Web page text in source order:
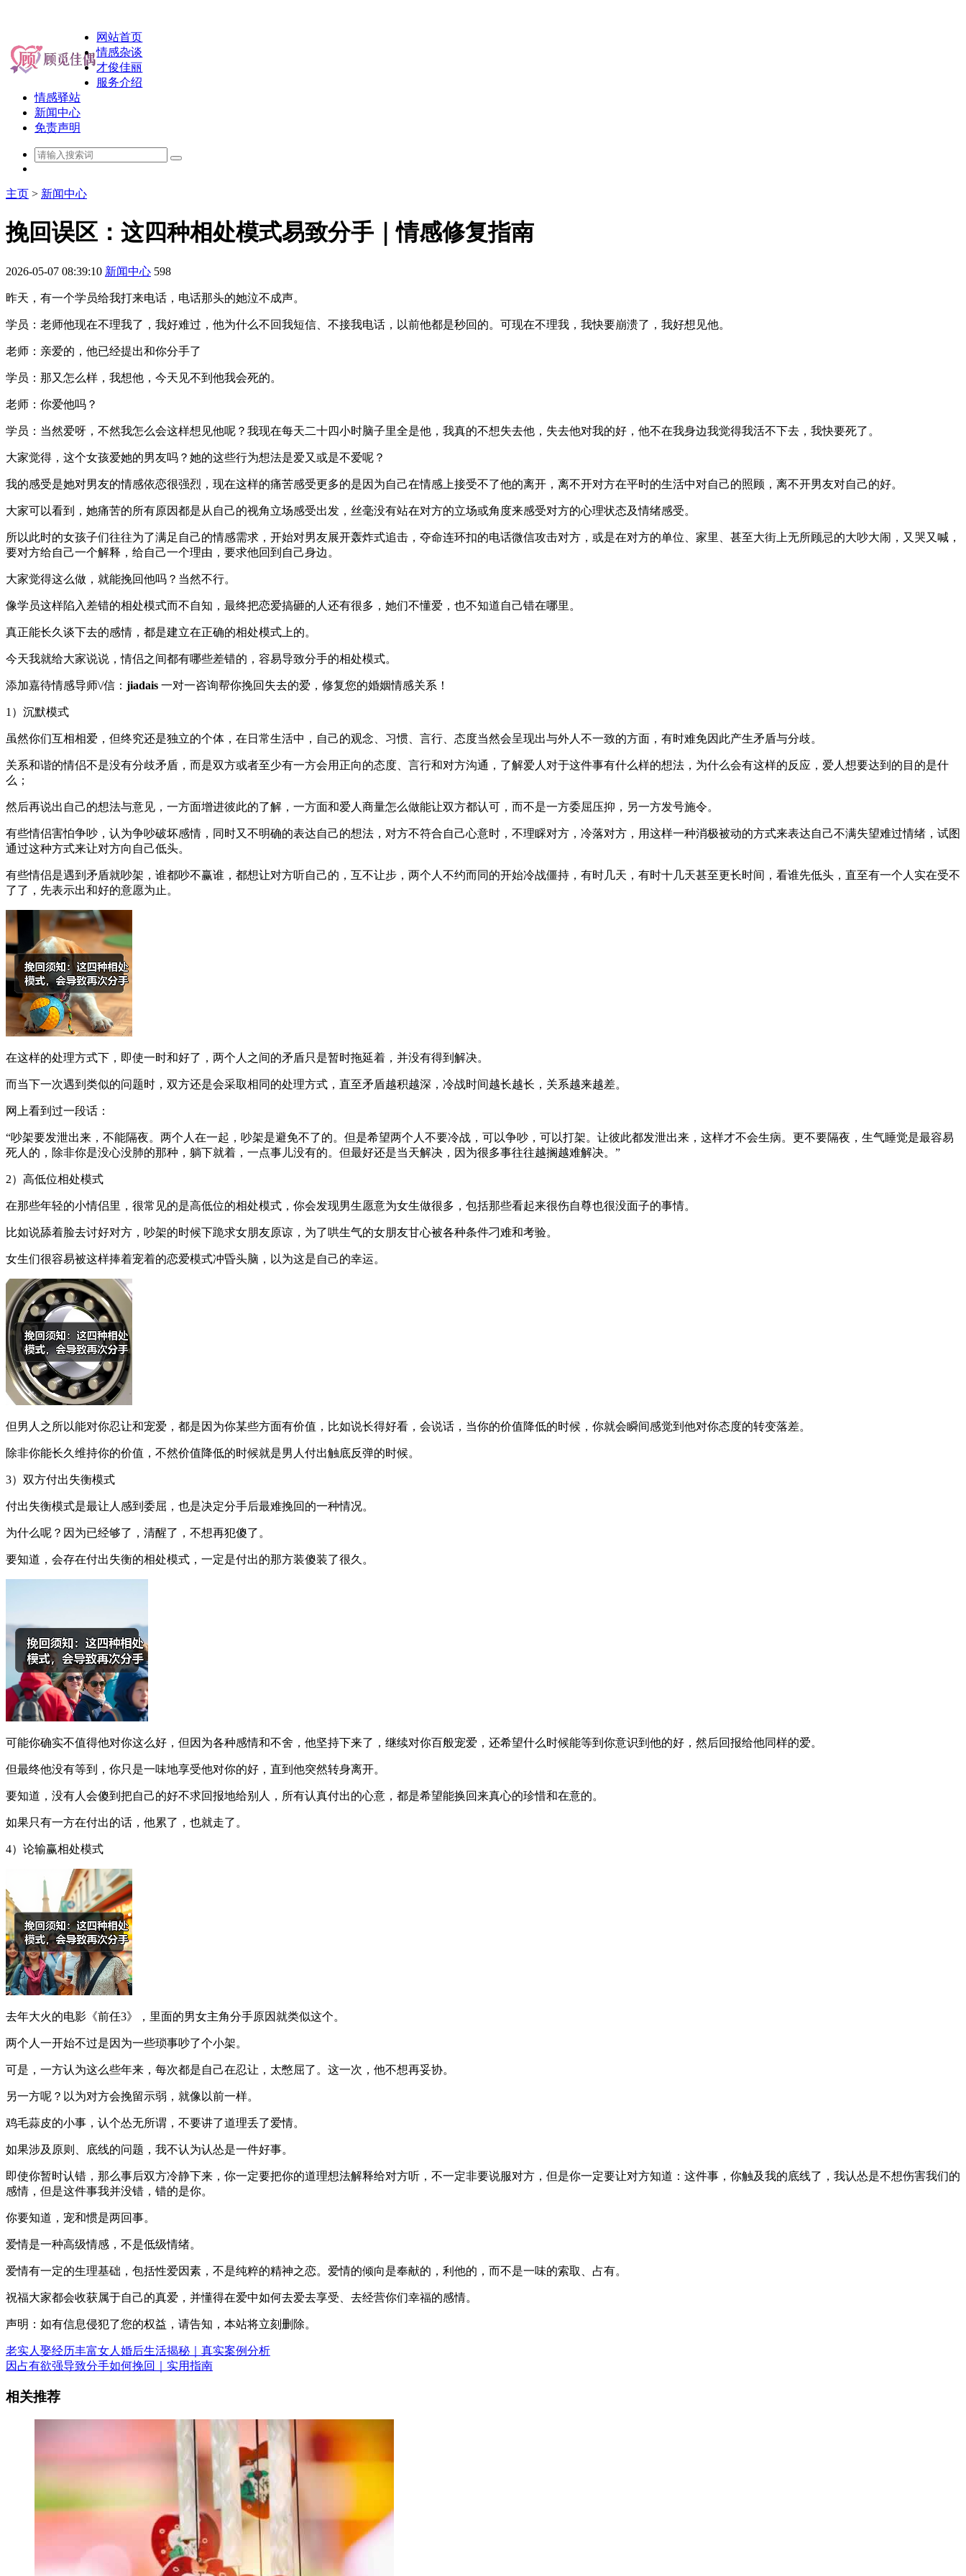
网站首页
情感杂谈
才俊佳丽
服务介绍
情感驿站
新闻中心
免责声明
主页 > 新闻中心
挽回误区：这四种相处模式易致分手｜情感修复指南
2026-05-07 08:39:10 新闻中心 598
昨天，有一个学员给我打来电话，电话那头的她泣不成声。
学员：老师他现在不理我了，我好难过，他为什么不回我短信、不接我电话，以前他都是秒回的。可现在不理我，我快要崩溃了，我好想见他。
老师：亲爱的，他已经提出和你分手了
学员：那又怎么样，我想他，今天见不到他我会死的。
老师：你爱他吗？
学员：当然爱呀，不然我怎么会这样想见他呢？我现在每天二十四小时脑子里全是他，我真的不想失去他，失去他对我的好，他不在我身边我觉得我活不下去，我快要死了。
大家觉得，这个女孩爱她的男友吗？她的这些行为想法是爱又或是不爱呢？
我的感受是她对男友的情感依恋很强烈，现在这样的痛苦感受更多的是因为自己在情感上接受不了他的离开，离不开对方在平时的生活中对自己的照顾，离不开男友对自己的好。
大家可以看到，她痛苦的所有原因都是从自己的视角立场感受出发，丝毫没有站在对方的立场或角度来感受对方的心理状态及情绪感受。
所以此时的女孩子们往往为了满足自己的情感需求，开始对男友展开轰炸式追击，夺命连环扣的电话微信攻击对方，或是在对方的单位、家里、甚至大街上无所顾忌的大吵大闹，又哭又喊，
要对方给自己一个解释，给自己一个理由，要求他回到自己身边。
大家觉得这么做，就能挽回他吗？当然不行。
像学员这样陷入差错的相处模式而不自知，最终把恋爱搞砸的人还有很多，她们不懂爱，也不知道自己错在哪里。
真正能长久谈下去的感情，都是建立在正确的相处模式上的。
今天我就给大家说说，情侣之间都有哪些差错的，容易导致分手的相处模式。
添加嘉待情感导师\/信： jiadais 一对一咨询帮你挽回失去的爱，修复您的婚姻情感关系！
1）沉默模式
虽然你们互相相爱，但终究还是独立的个体，在日常生活中，自己的观念、习惯、言行、态度当然会呈现出与外人不一致的方面，有时难免因此产生矛盾与分歧。
关系和谐的情侣不是没有分歧矛盾，而是双方或者至少有一方会用正向的态度、言行和对方沟通，了解爱人对于这件事有什么样的想法，为什么会有这样的反应，爱人想要达到的目的是什
么；
然后再说出自己的想法与意见，一方面增进彼此的了解，一方面和爱人商量怎么做能让双方都认可，而不是一方委屈压抑，另一方发号施令。
有些情侣害怕争吵，认为争吵破坏感情，同时又不明确的表达自己的想法，对方不符合自己心意时，不理睬对方，冷落对方，用这样一种消极被动的方式来表达自己不满失望难过情绪，试图
通过这种方式来让对方向自己低头。
有些情侣是遇到矛盾就吵架，谁都吵不赢谁，都想让对方听自己的，互不让步，两个人不约而同的开始冷战僵持，有时几天，有时十几天甚至更长时间，看谁先低头，直至有一个人实在受不
了了，先表示出和好的意愿为止。
在这样的处理方式下，即使一时和好了，两个人之间的矛盾只是暂时拖延着，并没有得到解决。
而当下一次遇到类似的问题时，双方还是会采取相同的处理方式，直至矛盾越积越深，冷战时间越长越长，关系越来越差。
网上看到过一段话：
“吵架要发泄出来，不能隔夜。两个人在一起，吵架是避免不了的。但是希望两个人不要冷战，可以争吵，可以打架。让彼此都发泄出来，这样才不会生病。更不要隔夜，生气睡觉是最容易
死人的，除非你是没心没肺的那种，躺下就着，一点事儿没有的。但最好还是当天解决，因为很多事往往越搁越难解决。”
2）高低位相处模式
在那些年轻的小情侣里，很常见的是高低位的相处模式，你会发现男生愿意为女生做很多，包括那些看起来很伤自尊也很没面子的事情。
比如说舔着脸去讨好对方，吵架的时候下跪求女朋友原谅，为了哄生气的女朋友甘心被各种条件刁难和考验。
女生们很容易被这样捧着宠着的恋爱模式冲昏头脑，以为这是自己的幸运。
但男人之所以能对你忍让和宠爱，都是因为你某些方面有价值，比如说长得好看，会说话，当你的价值降低的时候，你就会瞬间感觉到他对你态度的转变落差。
除非你能长久维持你的价值，不然价值降低的时候就是男人付出触底反弹的时候。
3）双方付出失衡模式
付出失衡模式是最让人感到委屈，也是决定分手后最难挽回的一种情况。
为什么呢？因为已经够了，清醒了，不想再犯傻了。
要知道，会存在付出失衡的相处模式，一定是付出的那方装傻装了很久。
可能你确实不值得他对你这么好，但因为各种感情和不舍，他坚持下来了，继续对你百般宠爱，还希望什么时候能等到你意识到他的好，然后回报给他同样的爱。
但最终他没有等到，你只是一味地享受他对你的好，直到他突然转身离开。
要知道，没有人会傻到把自己的好不求回报地给别人，所有认真付出的心意，都是希望能换回来真心的珍惜和在意的。
如果只有一方在付出的话，他累了，也就走了。
4）论输赢相处模式
去年大火的电影《前任3》，里面的男女主角分手原因就类似这个。
两个人一开始不过是因为一些琐事吵了个小架。
可是，一方认为这么些年来，每次都是自己在忍让，太憋屈了。这一次，他不想再妥协。
另一方呢？以为对方会挽留示弱，就像以前一样。
鸡毛蒜皮的小事，认个怂无所谓，不要讲了道理丢了爱情。
如果涉及原则、底线的问题，我不认为认怂是一件好事。
即使你暂时认错，那么事后双方冷静下来，你一定要把你的道理想法解释给对方听，不一定非要说服对方，但是你一定要让对方知道：这件事，你触及我的底线了，我认怂是不想伤害我们的
感情，但是这件事我并没错，错的是你。
你要知道，宠和惯是两回事。
爱情是一种高级情感，不是低级情绪。
爱情有一定的生理基础，包括性爱因素，不是纯粹的精神之恋。爱情的倾向是奉献的，利他的，而不是一味的索取、占有。
祝福大家都会收获属于自己的真爱，并懂得在爱中如何去爱去享受、去经营你们幸福的感情。
声明：如有信息侵犯了您的权益，请告知，本站将立刻删除。
老实人娶经历丰富女人婚后生活揭秘｜真实案例分析
因占有欲强导致分手如何挽回｜实用指南
相关推荐